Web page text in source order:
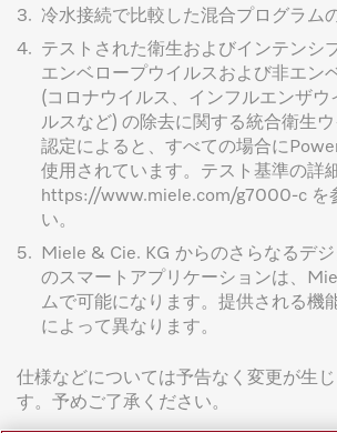
3.
冷水接続で比較した混合プログラム
4.
テストされた衛生およびインテンシ
エンベロープウイルスおよび非エン
(コロナウイルス、インフルエンザウ
ルスなど) の除去に関する統合衛生
認定によると、すべての場合に
使用されています。テスト基準の詳
https://www.miele.com/g7000-c を
い。
5.
Miele & Cie. KG からのさらなるデ
のスマートアプリケーションは、
ムで可能になります。提供される機
によって異なります。
仕様などについては予告なく変更が生
す。予めご了承ください。